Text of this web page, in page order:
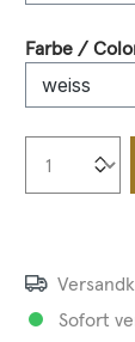
Farbe /
Sofort